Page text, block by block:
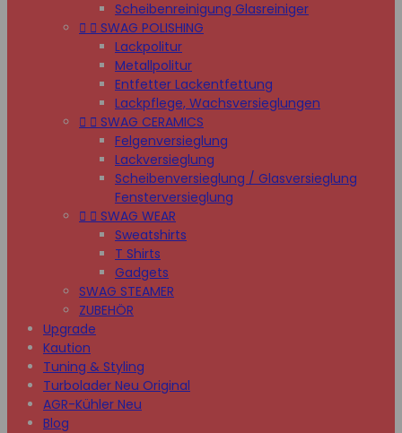
Scheibenreinigung Glasreiniger
  SWAG POLISHING
Lackpolitur
Metallpolitur
Entfetter Lackentfettung
Lackpflege, Wachsversieglungen
  SWAG CERAMICS
Felgenversieglung
Lackversieglung
Scheibenversieglung / Glasversieglung
Fensterversieglung
  SWAG WEAR
Sweatshirts
T Shirts
Gadgets
SWAG STEAMER
ZUBEHÖR
Upgrade
Kaution
Tuning & Styling
Turbolader Neu Original
AGR-Kühler Neu
Blog